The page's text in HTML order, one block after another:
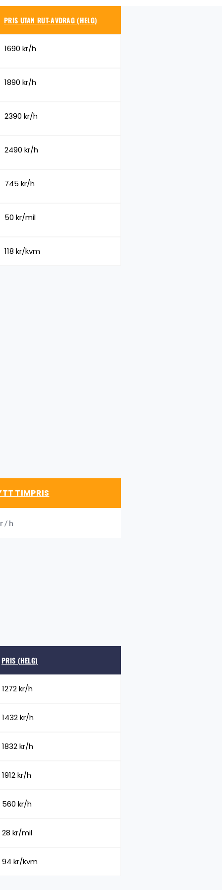
PRIS UTAN RUT-AVDRAG (HELG)
1690 kr/h
1890 kr/h
2390 kr/h
2490 kr/h
745 kr/h
50 kr/mil
118 kr/kvm
TIMPRIS
/ h
PRIS (HELG)
1272 kr/h
1432 kr/h
1832 kr/h
1912 kr/h
560 kr/h
28 kr/mil
94 kr/kvm